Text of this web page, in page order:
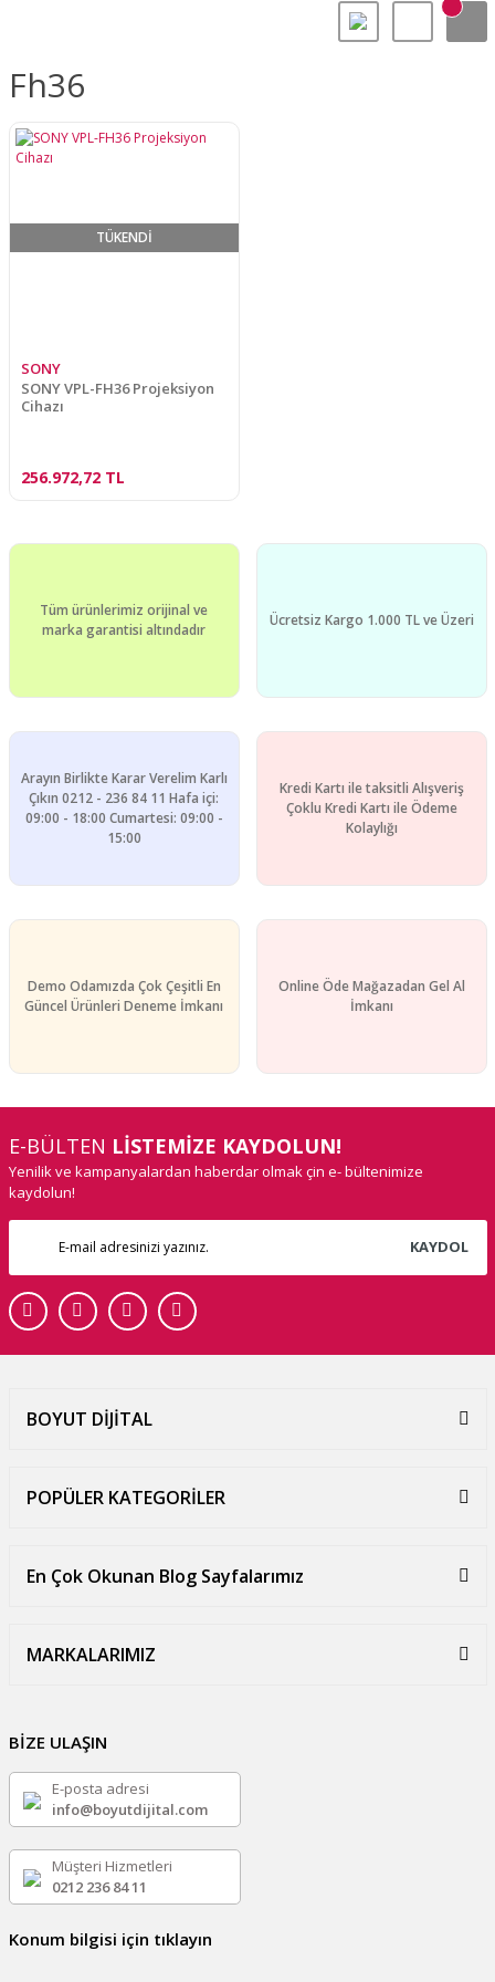
Fh36
TÜKENDİ
SONY
SONY VPL-FH36 Projeksiyon
Cihazı
256.972,72 TL
Tüm ürünlerimiz orijinal ve
marka garantisi altındadır
Ücretsiz Kargo 1.000 TL ve Üzeri
Arayın Birlikte Karar Verelim Karlı
Çıkın 0212 - 236 84 11 Hafa içi:
09:00 - 18:00 Cumartesi: 09:00 -
15:00
Kredi Kartı ile taksitli Alışveriş
Çoklu Kredi Kartı ile Ödeme
Kolaylığı
Demo Odamızda Çok Çeşitli En
Güncel Ürünleri Deneme İmkanı
Online Öde Mağazadan Gel Al
İmkanı
E-BÜLTEN LİSTEMİZE KAYDOLUN!
Yenilik ve kampanyalardan haberdar olmak çin e- bültenimize
kaydolun!
KAYDOL
BOYUT DİJİTAL
POPÜLER KATEGORİLER
En Çok Okunan Blog Sayfalarımız
MARKALARIMIZ
BİZE ULAŞIN
E-posta adresi
info@boyutdijital.com
Müşteri Hizmetleri
0212 236 84 11
Konum bilgisi için tıklayın